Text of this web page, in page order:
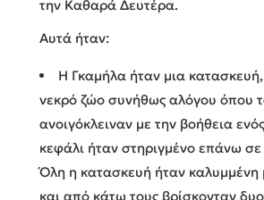
την Καθαρά Δευτέρα.
Αυτά ήταν:
Η Γκαμήλα ήταν μια
νεκρό ζώο συνήθως αλόγου όπου
ανοιγόκλειναν με την βοήθεια
κεφάλι ήταν στηριγμένο επάνω
Όλη η κατασκευή ήταν καλυμμένη
και από κάτω τους βρίσκονταν